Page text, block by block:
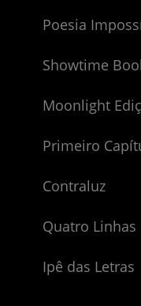
Poesia
Showtime
Moonlight
Primeiro
Contraluz
Quatro Linhas
Ipê das Letras